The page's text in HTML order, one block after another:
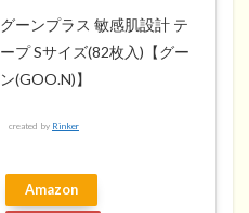
グーンプラス 敏感肌設計 テ
ープ Sサイズ(82枚入)【グー
ン(GOO.N)】
created by Rinker
Amazon